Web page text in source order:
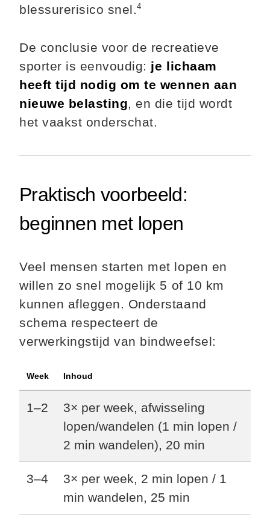
blessurerisico snel.4
De conclusie voor de recreatieve
sporter is eenvoudig: je lichaam
heeft tijd nodig om te wennen aan
nieuwe belasting, en die tijd wordt
het vaakst onderschat.
Praktisch voorbeeld:
beginnen met lopen
Veel mensen starten met lopen en
willen zo snel mogelijk 5 of 10 km
kunnen afleggen. Onderstaand
schema respecteert de
verwerkingstijd van bindweefsel:
Week Inhoud
1–2
3× per week, afwisseling
lopen/wandelen (1 min lopen /
2 min wandelen), 20 min
3–4
3× per week, 2 min lopen / 1
min wandelen, 25 min